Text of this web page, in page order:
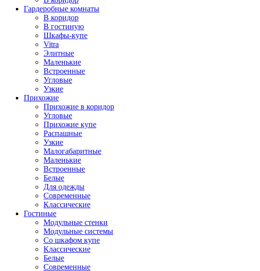
Гардеробные комнаты
В коридор
В гостиную
Шкафы-купе
Vitra
Элитные
Маленькие
Встроенные
Угловые
Узкие
Прихожие
Прихожие в коридор
Угловые
Прихожие купе
Распашные
Узкие
Малогабаритные
Маленькие
Встроенные
Белые
Для одежды
Современные
Классические
Гостиные
Модульные стенки
Модульные системы
Со шкафом купе
Классические
Белые
Современные